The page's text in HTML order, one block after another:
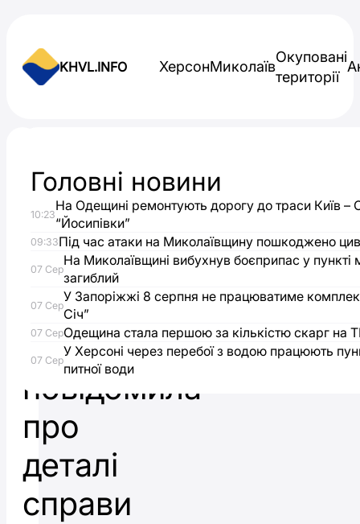
KHVL.INFO ХерсонМиколаїв
Окуповані
території
Напад
на
Сергія
Стерненко:
СБУ
повідомила
про
деталі
справи
Головні новини
10:23
На Одещині ремонтують дорогу до траси Київ –
“Йосипівки”
09:33Під час атаки на Миколаївщину пошкоджено
07 Сер
На Миколаївщині вибухнув боєприпас у пункті
загиблий
07 Сер
У Запоріжжі 8 серпня не працюватиме
Січ”
07 СерОдещина стала першою за кількістю скарг на
07 Сер
У Херсоні через перебої з водою працюють
питної води